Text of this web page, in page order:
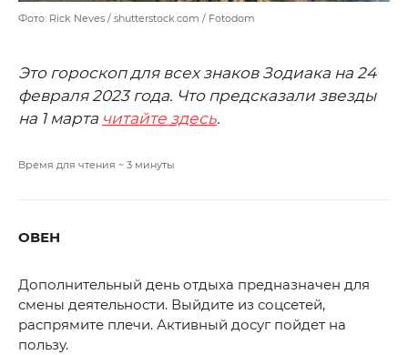
Фото: Rick Neves / shutterstock.com / Fotodom
Это гороскоп для всех знаков Зодиака на 24
февраля 2023 года. Что предсказали звезды
на 1 марта читайте здесь.
Время для чтения ~ 3 минуты
ОВЕН
Дополнительный день отдыха предназначен для
смены деятельности. Выйдите из соцсетей,
распрямите плечи. Активный досуг пойдет на
пользу.